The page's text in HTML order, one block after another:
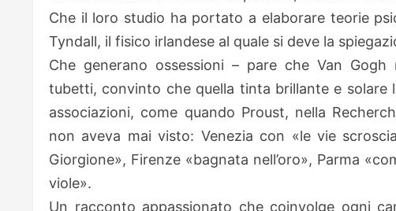
Che il loro studio ha portato a elaborare teorie
Tyndall, il fisico irlandese al quale si deve la
Che generano ossessioni – pare che Van
tubetti, convinto che quella tinta brillante e solare
associazioni, come quando Proust, nella
non aveva mai visto: Venezia con «le vie
Giorgione», Firenze «bagnata nell’oro», Parma
viole».
Un racconto appassionato che coinvolge ogni